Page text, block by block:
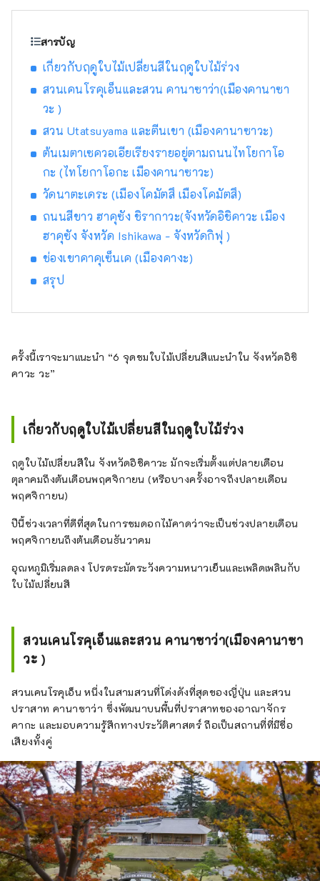
สัมผัสช่วงเวลาอันหรูหราที่เต็มไปด้วยความ
ย่า” ～โรงแรมที่สามารถใส่สูทและรองเท้าผ้าใบ
ได้～ โรงแรมสไตล์อเมริกันในเมืองแห่งนี้มีธีม "ชุด
สูทและรองเท้าผ้าใบ" รสชาติของดนตรีแจ๊ส ซึ่ง
ประเทศของเขา กระจายอยู่ทั่วทั้งอาคาร มัน
สร้างสมดุลที่สมบูรณ์แบบระหว่างความตึงเครียด
และความผ่อนคลาย พื้นที่ได้รับการออกแบบด้วย
ความใส่ใจในรายละเอียด ตั้งแต่วัสดุไปจนถึง
เฟอร์นิเจอร์ วัตถุ และอุปกรณ์ตกแต่ง เป็นเหมือน
“แหล่งสังสรรค์สำหรับผู้ใหญ่” ที่เชิญชวนนักเดิน
ทางที่แสวงหาความแท้จริงให้มาสัมผัส
ประสบการณ์การผ่อนคลายอย่างล้ำลึก โรงแรม
รีโซล นาโกย่า เป็นสถานที่อันหรูหราที่คุณ
คุณ - ภูเขาเขียวสวยงาม ลำธารอันใสสะอาดที่ดู
เมืองที่อาศัยอยู่ร่วมกับน้ำอย่างกลมกลืน ใช้เวลา
เดินเพียง 20 นาทีจากโรงแรม คุณจะพบกับน้ำตก
ธรรมชาติแห่งเดียวของเมือง ซึ่งได้รับน้ำจาก
ลำธารที่ไหลมาจากภูเขาโมโมดาเกะ ทิวทัศน์จะ
เปลี่ยนแปลงไปตามฤดูกาล ไม่ว่าจะเป็นฤดูใบไม้
คุณประทับใจใหม่ทุกครั้งที่มาเยี่ยมชม ความรู้สึก
ของผู้คนที่ฝังตัวอยู่ในน้ำ และอุตสาหกรรมและ
โซล กิฟุ ให้ความสำคัญกับความสัมพันธ์ระหว่าง
สารบัญ
เกี่ยวกับฤดูใบไม้เปลี่ยนสีในฤดูใบไม้ร่วง
สวนเคนโรคุเอ็นและสวน คานาซาว่า(เมืองคานาซา
วะ )
สวน Utatsuyama และตีนเขา (เมืองคานาซาวะ)
ต้นเมตาเซควอเอียเรียงรายอยู่ตามถนนไทโยกาโอ
กะ (ไทโยกาโอกะ เมืองคานาซาวะ)
วัดนาตะเดระ (เมืองโคมัตสึ เมืองโคมัตสึ)
ถนนสีขาว ฮาคุซัง ชิรากาวะ(จังหวัดอิชิคาวะ เมือง
ฮาคุซัง จังหวัด Ishikawa - จังหวัดกิฟุ )
ช่องเขาคาคุเซ็นเค (เมืองคางะ)
สรุป
ครั้งนี้เราจะมาแนะนำ “6 จุดชมใบไม้เปลี่ยนสีแนะนำใน จังหวัดอิชิ
คาวะ วะ”
เกี่ยวกับฤดูใบไม้เปลี่ยนสีในฤดูใบไม้ร่วง
ฤดูใบไม้เปลี่ยนสีใน จังหวัดอิชิคาวะ มักจะเริ่มตั้งแต่ปลายเดือน
ตุลาคมถึงต้นเดือนพฤศจิกายน (หรือบางครั้งอาจถึงปลายเดือน
พฤศจิกายน)
ปีนี้ช่วงเวลาที่ดีที่สุดในการชมดอกไม้คาดว่าจะเป็นช่วงปลายเดือน
พฤศจิกายนถึงต้นเดือนธันวาคม
อุณหภูมิเริ่มลดลง โปรดระมัดระวังความหนาวเย็นและเพลิดเพลินกับ
ใบไม้เปลี่ยนสี
สวนเคนโรคุเอ็นและสวน คานาซาว่า(เมืองคานาซา
วะ )
สวนเคนโรคุเอ็น หนึ่งในสามสวนที่โด่งดังที่สุดของญี่ปุ่น และสวน
ปราสาท คานาซาว่า ซึ่งพัฒนาบนพื้นที่ปราสาทของอาณาจักร
คากะ และมอบความรู้สึกทางประวัติศาสตร์ ถือเป็นสถานที่ที่มีชื่อ
เสียงทั้งคู่